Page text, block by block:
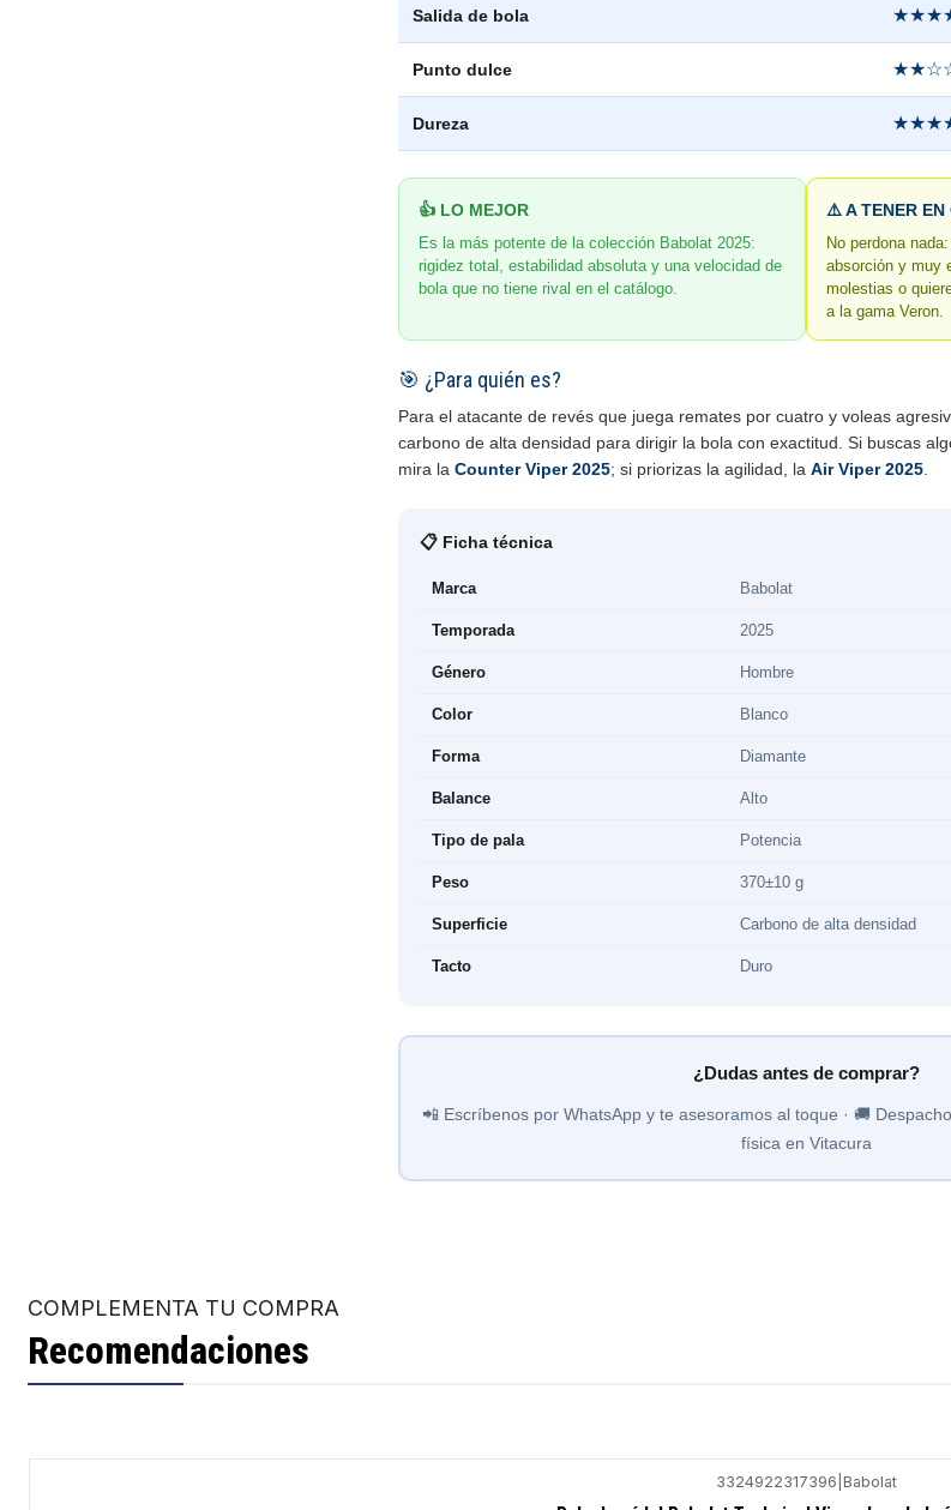
Salida de bola
Punto dulce
Dureza
👍 LO MEJOR
Es la más potente de la colección Babolat 2025:
rigidez total, estabilidad absoluta y una velocidad de
bola que no tiene rival en el catálogo.
⚠️ A TENER EN
No perdona
absorción y muy
molestias o
a la gama Veron.
🎯 ¿Para quién es?
Para el atacante de revés que juega remates por cuatro y voleas
carbono de alta densidad para dirigir la bola con exactitud. Si buscas
mira la Counter Viper 2025; si priorizas la agilidad, la Air Viper 2025
📋 Ficha técnica
Marca Babolat
Temporada 2025
Género Hombre
Color Blanco
Forma Diamante
Balance Alto
Tipo de pala Potencia
Peso 370±10 g
Superficie Carbono de alta densidad
Tacto Duro
¿Dudas antes de comprar?
📲 Escríbenos por WhatsApp y te asesoramos al toque · 🚚
física en Vitacura
COMPLEMENTA TU COMPRA
Recomendaciones
3324922317396 Babolat